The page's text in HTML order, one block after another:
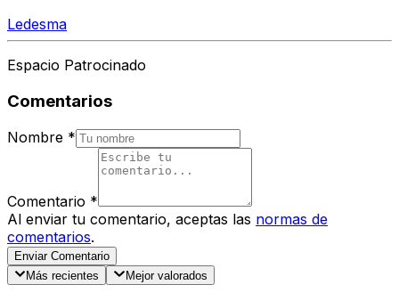
Ledesma
Espacio Patrocinado
Comentarios
Nombre *
Comentario *
Al enviar tu comentario, aceptas las normas de
comentarios.
Enviar Comentario
Más recientes
Mejor valorados